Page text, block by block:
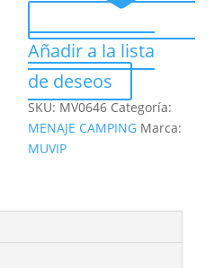
Añadir a la lista
de deseos
SKU: MV0646 Categoría:
MENAJE CAMPING Marca:
MUVIP